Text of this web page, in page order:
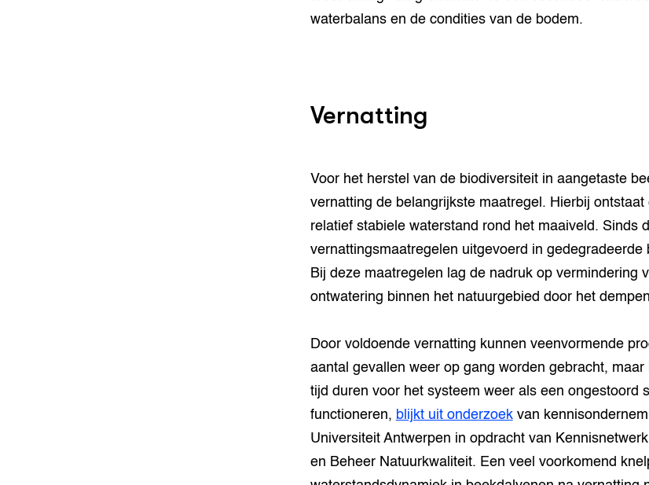
waterbalans en de condities van de bodem.
Vernatting
Voor het herstel van de biodiversiteit in aangetaste
vernatting de belangrijkste maatregel. Hierbij ontstaat
relatief stabiele waterstand rond het maaiveld. Sinds
vernattingsmaatregelen uitgevoerd in gedegradeerde
Bij deze maatregelen lag de nadruk op vermindering
ontwatering binnen het natuurgebied door het
Door voldoende vernatting kunnen veenvormende
aantal gevallen weer op gang worden gebracht, maar
tijd duren voor het systeem weer als een ongestoord
functioneren, blijkt uit onderzoekvan
Universiteit Antwerpen in opdracht van
en Beheer Natuurkwaliteit. Een veel voorkomend